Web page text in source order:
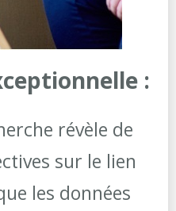
:
révèle de
sur le lien
les données